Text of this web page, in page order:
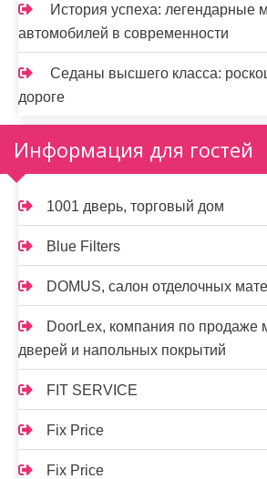
История успеха: легендарные
автомобилей в современности
Седаны высшего класса:
дороге
Информация для гостей
1001 дверь, торговый дом
Blue Filters
DOMUS, салон отделочных
DoorLex, компания по продаже
дверей и напольных покрытий
FIT SERVICE
Fix Price
Fix Price